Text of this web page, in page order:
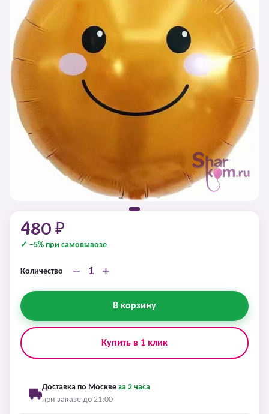
480 ₽
✓ −5% при самовывозе
Количество − +
В корзину
Купить в 1 клик
Доставка по Москве за 2 часа
при заказе до 21:00